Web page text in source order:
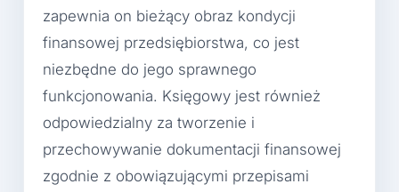
zapewnia on bieżący obraz kondycji
finansowej przedsiębiorstwa, co jest
niezbędne do jego sprawnego
funkcjonowania. Księgowy jest również
odpowiedzialny za tworzenie i
przechowywanie dokumentacji finansowej
zgodnie z obowiązującymi przepisami